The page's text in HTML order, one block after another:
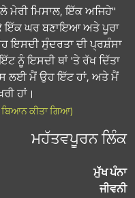
ਮੇਰੀ ਮਿਸਾਲ, ਇੱਕ ਅਜਿਹੇ
ਇੱਕ ਘਰ ਬਣਾਇਆ ਅਤੇ ਪੂਰਾ
ਇਸਦੀ ਸੁੰਦਰਤਾ ਦੀ ਪ੍ਰਸ਼ੰਸਾ
ਨੂੰ ਇਸਦੀ ਥਾਂ 'ਤੇ ਰੱਖ ਦਿੱਤਾ
ਲਈ ਮੈਂ ਉਹ ਇੱਟ ਹਾਂ, ਅਤੇ ਮੈਂ
ਹਾਂ।"
(ਬੁਖਾਰੀ 4.734, 4.735 ਦੁਆਰਾ ਬਿਆਨ ਕੀਤਾ ਗਿਆ)
ਮਹੱਤਵਪੂਰਨ ਲਿੰਕ
ਮੁੱਖ ਪੰਨਾ
ਜੀਵਨੀ